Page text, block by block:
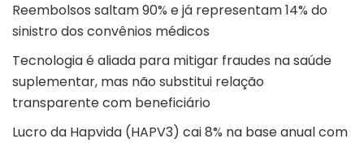
Reembolsos saltam 90% e já representam 14% do
sinistro dos convênios médicos
Tecnologia é aliada para mitigar fraudes na saúde
suplementar, mas não substitui relação
transparente com beneficiário
Lucro da Hapvida (HAPV3) cai 8% na base anual com